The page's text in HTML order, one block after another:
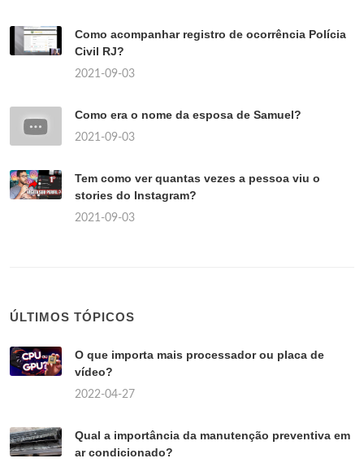
Como acompanhar registro de ocorrência Polícia
Civil RJ?
2021-09-03
Como era o nome da esposa de Samuel?
2021-09-03
Tem como ver quantas vezes a pessoa viu o
stories do Instagram?
2021-09-03
ÚLTIMOS TÓPICOS
O que importa mais processador ou placa de
vídeo?
2022-04-27
Qual a importância da manutenção preventiva em
ar condicionado?